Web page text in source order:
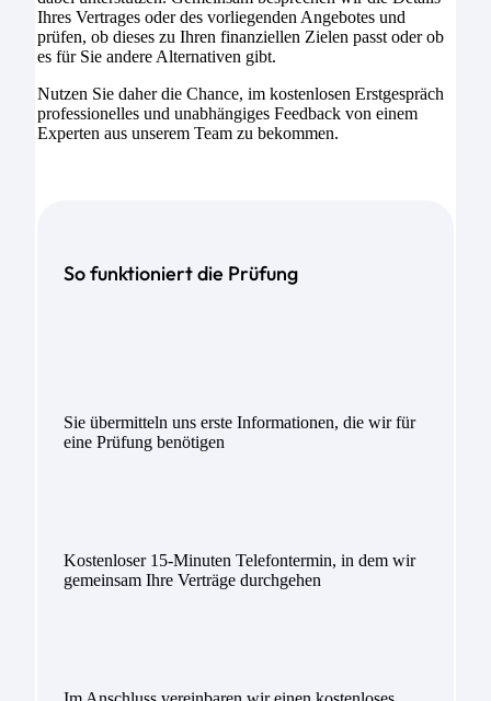
Ihres Vertrages oder des vorliegenden Angebotes und
prüfen, ob dieses zu Ihren finanziellen Zielen passt oder ob
es für Sie andere Alternativen gibt.
Nutzen Sie daher die Chance, im kostenlosen Erstgespräch
professionelles und unabhängiges Feedback von einem
Experten aus unserem Team zu bekommen.
So funktioniert die Prüfung
Sie übermitteln uns erste Informationen, die wir für
eine Prüfung benötigen
Kostenloser 15-Minuten Telefontermin, in dem wir
gemeinsam Ihre Verträge durchgehen